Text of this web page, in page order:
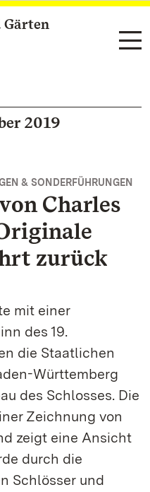
Gärten
2019
& SONDERFÜHRUNGEN
Charles
zurück
mit einer
des 19.
die Staatlichen
Württemberg
des Schlosses. Die
Zeichnung von
zeigt eine Ansicht
durch die
Schlösser und